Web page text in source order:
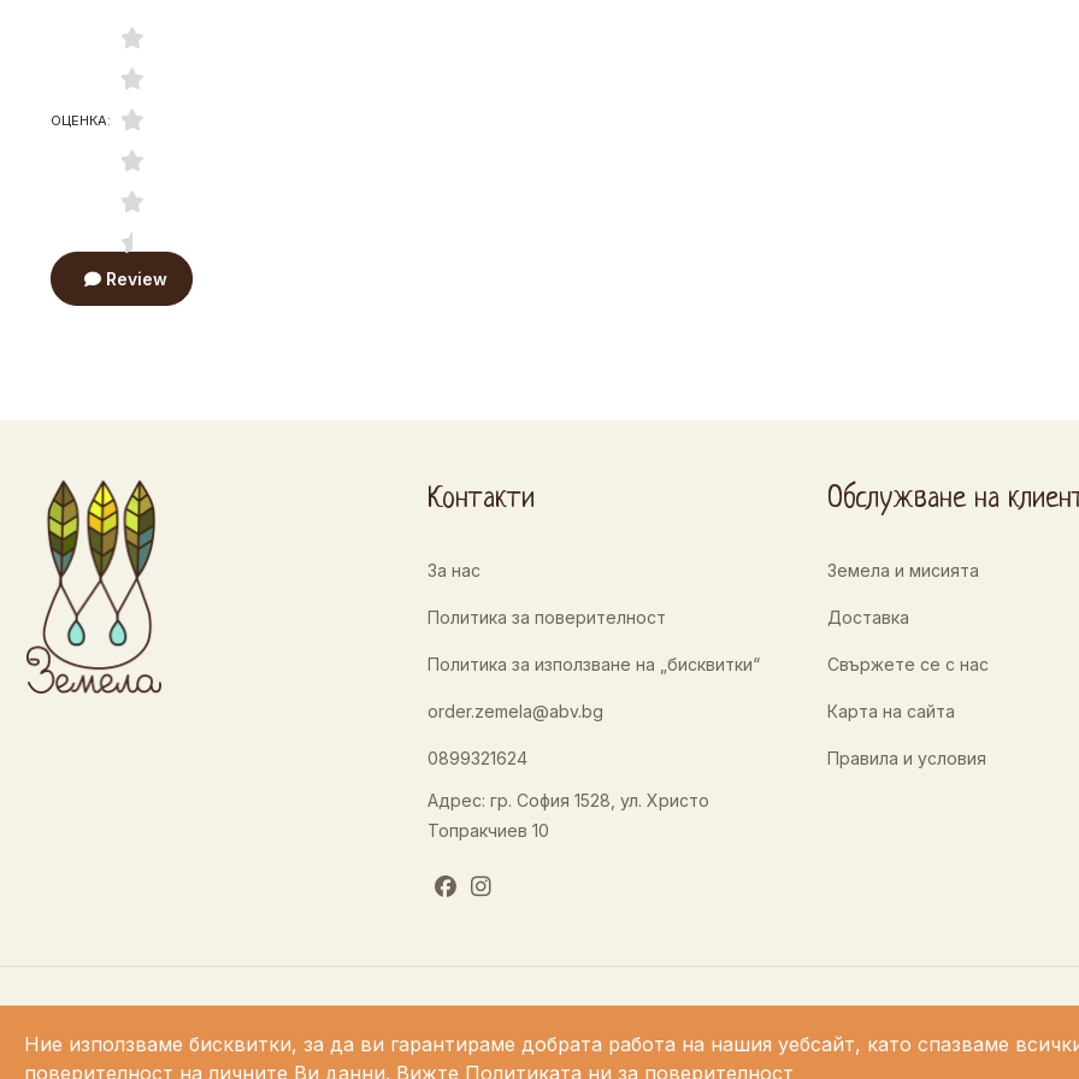
ОЦЕНКА:
Review
Ние използваме бисквитки, за да ви гарантираме добрата работа на нашия уебсайт, като спазваме
поверителност на личните Ви данни. Вижте Политиката ни за поверителност
Контакти
За нас
Политика за поверителност
Политика за използване на „бисквитки“
order.zemela@abv.bg
0899321624
Адрес: гр. София 1528, ул. Христо
Топракчиев 10
Обслужване на
Земела и мисията
Доставка
Свържете се с нас
Карта на сайта
Правила и условия